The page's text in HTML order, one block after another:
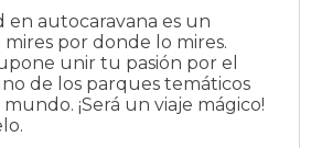
en autocaravana es un
por donde lo mires.
unir tu pasión por el
de los parques temáticos
¡Será un viaje mágico!